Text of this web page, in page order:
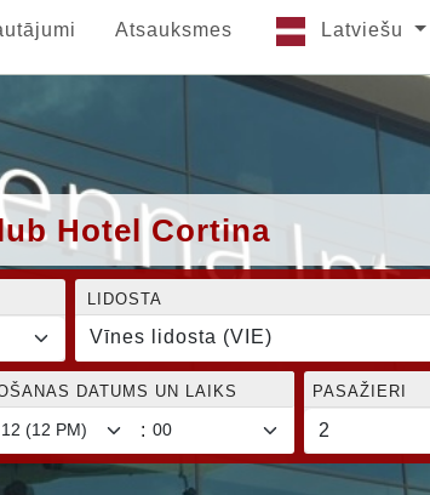
Atsauksmes Latviešu
Hotel Cortina
LIDOSTA
Vīnes lidosta (VIE)
DATUMS UN LAIKS
:
PASAŽIERI